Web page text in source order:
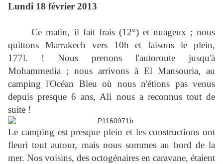
Lundi 18 février 2013
Ce matin, il fait frais (12°) et nuageux ; nous
quittons Marrakech vers 10h et faisons le plein,
177l. ! Nous prenons l'autoroute jusqu'à
Mohammedia ; nous arrivons à El Mansouria, au
camping l'Océan Bleu où nous n'étions pas venus
depuis presque 6 ans, Ali nous a reconnus tout de
suite !
Le camping est presque plein et les constructions ont
fleuri tout autour, mais nous sommes au bord de la
mer. Nos voisins, des octogénaires en caravane, étaient